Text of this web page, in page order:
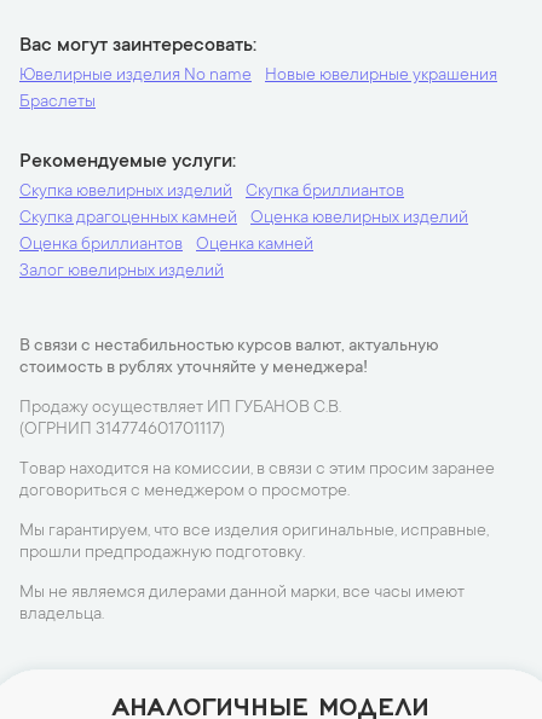
Вас могут заинтересовать
Ювелирные изделия No name
Новые ювелирные украшения
Браслеты
Рекомендуемые услуги
Скупка ювелирных изделий
Скупка бриллиантов
Скупка драгоценных камней
Оценка ювелирных изделий
Оценка бриллиантов
Оценка камней
Залог ювелирных изделий
В связи с нестабильностью курсов валют, актуальную
стоимость в рублях уточняйте у менеджера!
Продажу осуществляет ИП ГУБАНОВ С.В.
(ОГРНИП 314774601701117)
Товар находится на комиссии, в связи с этим просим заранее
договориться с менеджером о просмотре.
Мы гарантируем, что все изделия оригинальные, исправные,
прошли предпродажную подготовку.
Мы не являемся дилерами данной марки, все часы имеют
владельца.
АНАЛОГИЧНЫЕ МОДЕЛИ